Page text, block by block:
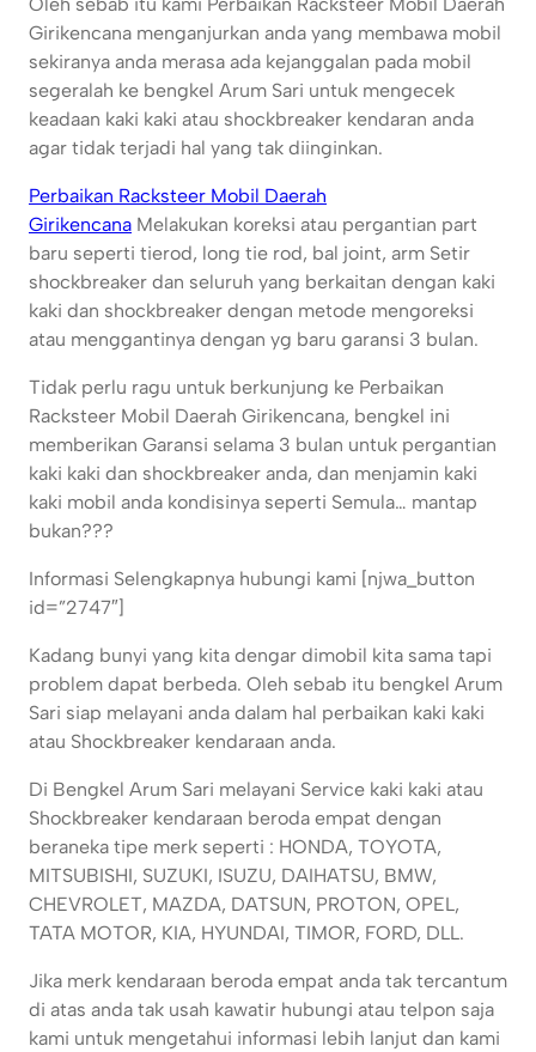
Girikencana menganjurkan anda yang membawa mobil
sekiranya anda merasa ada kejanggalan pada mobil
segeralah ke bengkel Arum Sari untuk mengecek
keadaan kaki kaki atau shockbreaker kendaran anda
agar tidak terjadi hal yang tak diinginkan.
Perbaikan Racksteer Mobil Daerah
Girikencana Melakukan koreksi atau pergantian part
baru seperti tierod, long tie rod, bal joint, arm Setir
shockbreaker dan seluruh yang berkaitan dengan kaki
kaki dan shockbreaker dengan metode mengoreksi
atau menggantinya dengan yg baru garansi 3 bulan.
Tidak perlu ragu untuk berkunjung ke Perbaikan
Racksteer Mobil Daerah Girikencana, bengkel ini
memberikan Garansi selama 3 bulan untuk pergantian
kaki kaki dan shockbreaker anda, dan menjamin kaki
kaki mobil anda kondisinya seperti Semula… mantap
bukan???
Informasi Selengkapnya hubungi kami [njwa_button
id=”2747″]
Kadang bunyi yang kita dengar dimobil kita sama tapi
problem dapat berbeda. Oleh sebab itu bengkel Arum
Sari siap melayani anda dalam hal perbaikan kaki kaki
atau Shockbreaker kendaraan anda.
Di Bengkel Arum Sari melayani Service kaki kaki atau
Shockbreaker kendaraan beroda empat dengan
beraneka tipe merk seperti : HONDA, TOYOTA,
MITSUBISHI, SUZUKI, ISUZU, DAIHATSU, BMW,
CHEVROLET, MAZDA, DATSUN, PROTON, OPEL,
TATA MOTOR, KIA, HYUNDAI, TIMOR, FORD, DLL.
Jika merk kendaraan beroda empat anda tak tercantum
di atas anda tak usah kawatir hubungi atau telpon saja
kami untuk mengetahui informasi lebih lanjut dan kami